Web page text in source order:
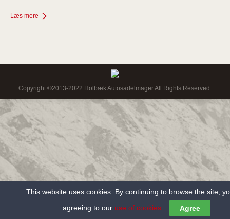
Læs mere
Copyright ©2013-2022 Holbæk Autosadelmager All Rights Reserved.
This website uses cookies. By continuing to browse the site,
agreeing to our use of cookies Agree